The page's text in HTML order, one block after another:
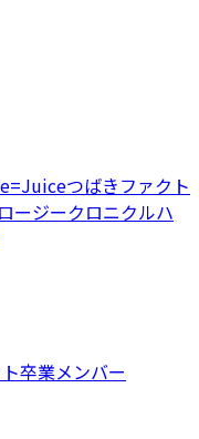
つばきファクト
ロージークロニクルハ
卒業メンバー